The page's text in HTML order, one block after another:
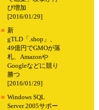
び増加
[2016/01/29]
■ 新
gTLD「.shop」、
49億円でGMOが落
札、Amazonや
Googleなどに競り
勝つ
[2016/01/29]
■ Windows SQL
Server 2005サポー